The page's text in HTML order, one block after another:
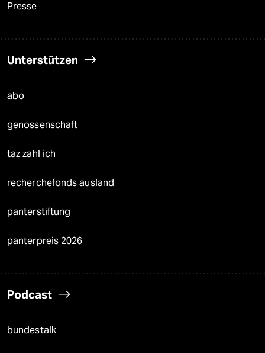
Presse
Unterstützen
abo
genossenschaft
taz zahl ich
recherchefonds ausland
panterstiftung
panterpreis 2026
Podcast
bundestalk